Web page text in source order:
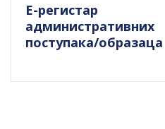
Е-регистар
административних
поступака/образаца